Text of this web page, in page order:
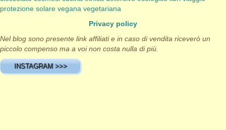
protezione solare vegana vegetariana
Privacy policy
Nel blog sono presente link affiliati e in caso di vendita riceverò un
piccolo compenso ma a voi non costa nulla di più.
INSTAGRAM >>>